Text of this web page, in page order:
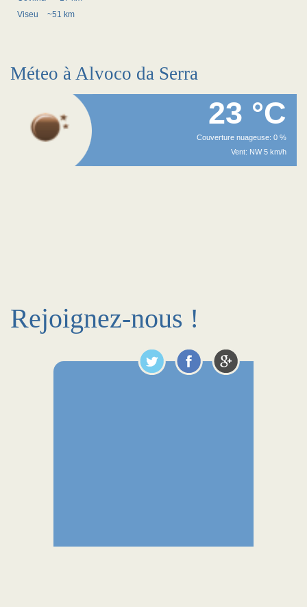
Viseu
~51 km
Méteo à Alvoco da Serra
23 °C
Couverture nuageuse: 0 %
Vent: NW 5 km/h
Rejoignez-nous !